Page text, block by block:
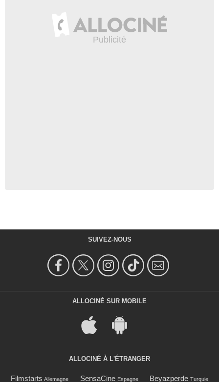
SUIVEZ-NOUS
ALLOCINÉ SUR MOBILE
ALLOCINÉ À L'ÉTRANGER
Filmstarts Allemagne SensaCine Espagne Beyazperde Turquie